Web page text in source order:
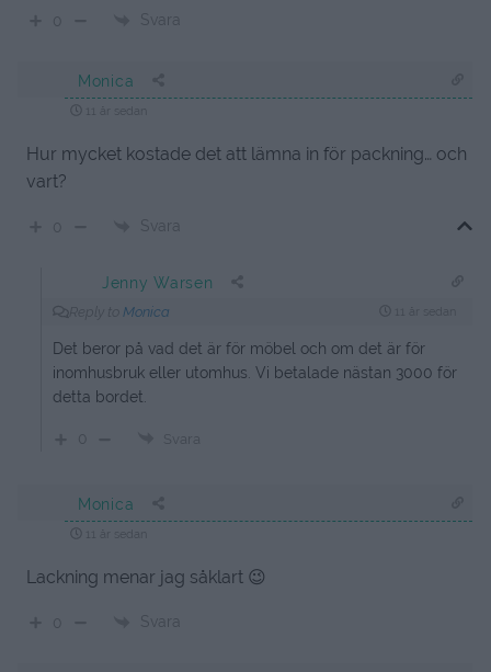
Svara
Monica
Hur mycket kostade det att lämna in för packning… och
vart?
Svara
Jenny Warsen
Monica
Det beror på vad det är för möbel och om det är för
inomhusbruk eller utomhus. Vi betalade nästan 3000 för
detta bordet.
Svara
Monica
Lackning menar jag såklart 😉
Svara